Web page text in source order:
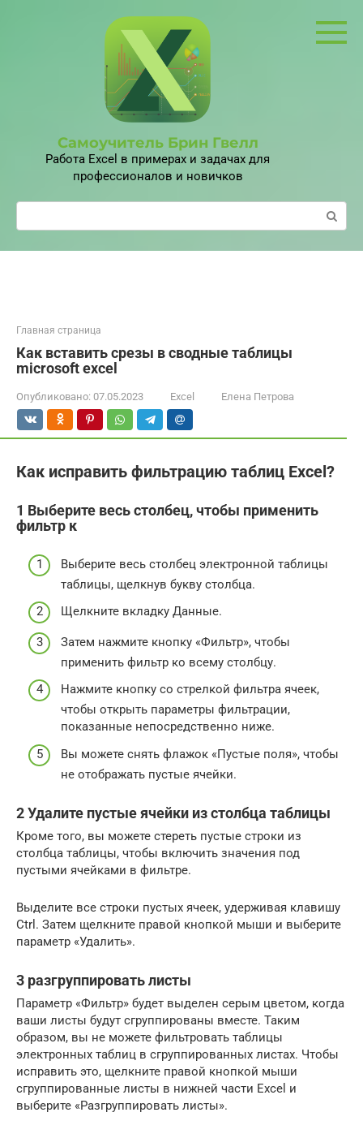
Самоучитель Брин Гвелл
Работа Excel в примерах и задачах для
профессионалов и новичков
Поиск:
Главная страница
Как вставить срезы в сводные таблицы
microsoft excel
Опубликовано: 07.05.2023 Excel Елена Петрова
Как исправить фильтрацию таблиц Excel?
1 Выберите весь столбец, чтобы применить
фильтр к
Выберите весь столбец электронной таблицы
таблицы, щелкнув букву столбца.
Щелкните вкладку Данные.
Затем нажмите кнопку «Фильтр», чтобы
применить фильтр ко всему столбцу.
Нажмите кнопку со стрелкой фильтра ячеек,
чтобы открыть параметры фильтрации,
показанные непосредственно ниже.
Вы можете снять флажок «Пустые поля», чтобы
не отображать пустые ячейки.
2 Удалите пустые ячейки из столбца таблицы
Кроме того, вы можете стереть пустые строки из
столбца таблицы, чтобы включить значения под
пустыми ячейками в фильтре.
Выделите все строки пустых ячеек, удерживая клавишу
Ctrl. Затем щелкните правой кнопкой мыши и выберите
параметр «Удалить».
3 разгруппировать листы
Параметр «Фильтр» будет выделен серым цветом, когда
ваши листы будут сгруппированы вместе. Таким
образом, вы не можете фильтровать таблицы
электронных таблиц в сгруппированных листах. Чтобы
исправить это, щелкните правой кнопкой мыши
сгруппированные листы в нижней части Excel и
выберите «Разгруппировать листы».